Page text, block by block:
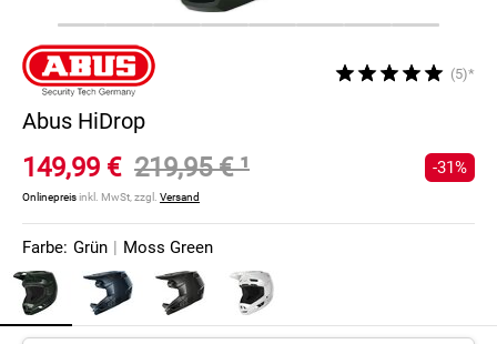
(5)*
Abus HiDrop
149,99 € 219,95 €¹
Onlinepreisinkl. MwSt, zzgl. Versand
-31%
Farbe: Grün | Moss Green